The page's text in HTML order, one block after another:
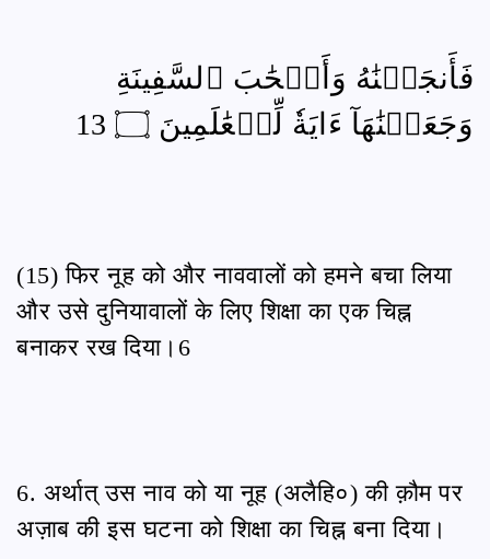
فَأَنجَيۡنَٰهُ وَأَصۡحَٰبَ ٱلسَّفِينَةِ
وَجَعَلۡنَٰهَآ ءَايَةٗ لِّلۡعَٰلَمِينَ ۝ 13
(15) फिर नूह को और नाववालों को हमने बचा लिया
और उसे दुनियावालों के लिए शिक्षा का एक चिह्न
बनाकर रख दिया।6
6. अर्थात् उस नाव को या नूह (अलैहि०) की क़ौम पर
अज़ाब की इस घटना को शिक्षा का चिह्न बना दिया।